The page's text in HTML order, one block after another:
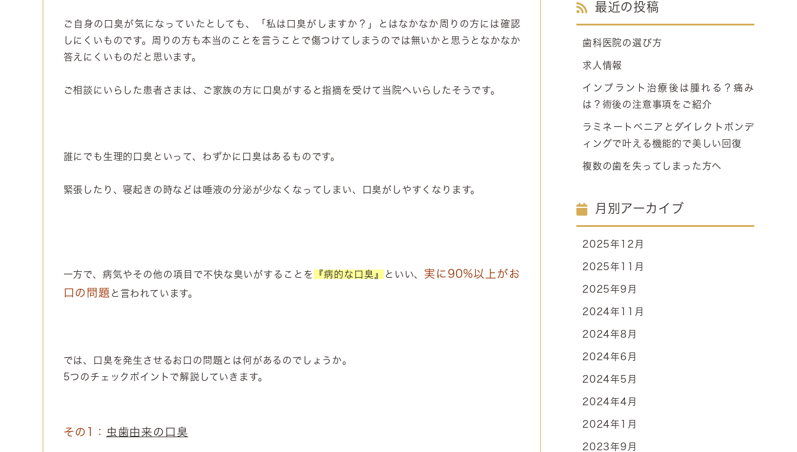
ご自身の口臭が気になっていたとしても、「私は口臭がしますか？」とはなかなか周りの方には確認
しにくいものです。周りの方も本当のことを言うことで傷つけてしまうのでは無いかと思うとなかなか
答えにくいものだと思います。
ご相談にいらした患者さまは、ご家族の方に口臭がすると指摘を受けて当院へいらしたそうです。
誰にでも生理的口臭といって、わずかに口臭はあるものです。
緊張したり、寝起きの時などは唾液の分泌が少なくなってしまい、口臭がしやすくなります。
一方で、病気やその他の項目で不快な臭いがすることを 『病的な口臭』 といい、 実に 90%以上がお
口の問題 と言われています。
では、口臭を発生させるお口の問題とは何があるのでしょうか。
5つのチェックポイントで解説していきます。
その1： 虫歯由来の口臭
最近の投稿
歯科医院の選び方
求人情報
インプラント治療後は腫れる？痛み
は？術後の注意事項をご紹介
ラミネートベニアとダイレクトボンデ
ィングで叶える機能的で美しい回復
複数の歯を失ってしまった方へ
月別アーカイブ
2025年12月
2025年11月
2025年9月
2024年11月
2024年8月
2024年6月
2024年5月
2024年4月
2024年1月
2023年9月